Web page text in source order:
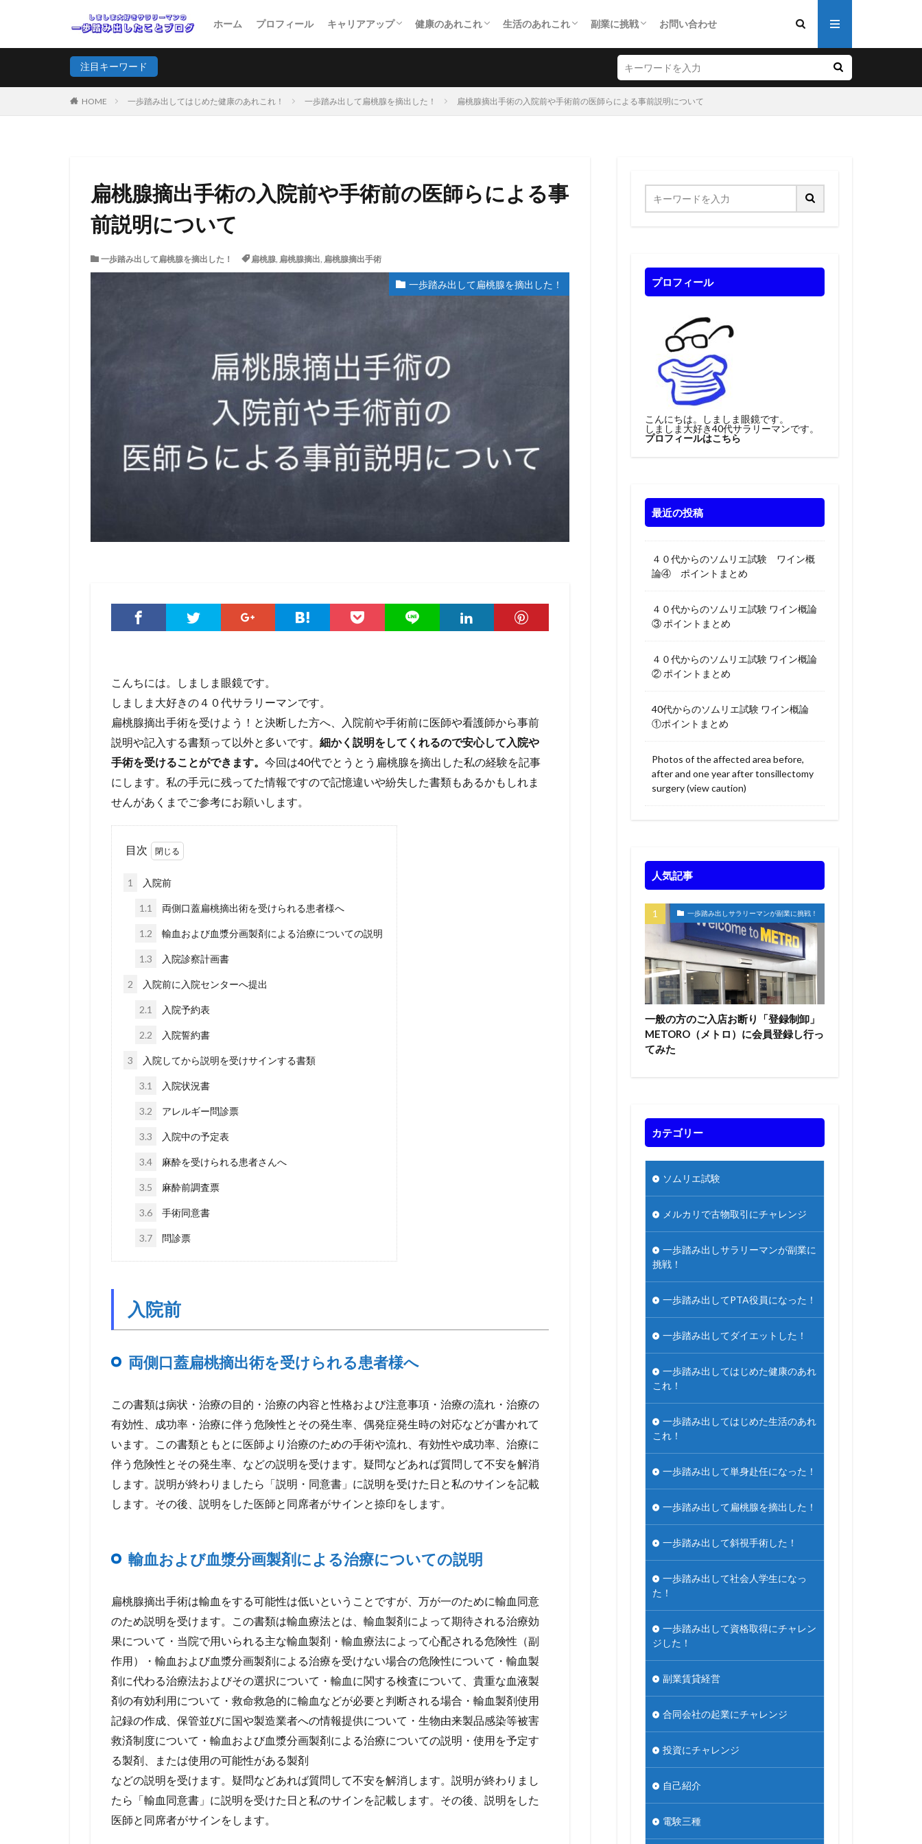
ホーム プロフィール キャリアアップ 健康のあれこれ 生活のあれこれ 副業に挑戦
投資にチャレンジ
メルカリで古物取引にチャレンジ
個人事業主開業にチャレンジ
合同会社の起業にチャレンジ
お問い合わせ
注目キーワード
HOME 一歩踏み出してはじめた健康のあれこれ！ 一歩踏み出して扁桃腺を摘出した！ 扁桃腺摘出手術の入院前や手術前の医師らによる事前説明について
扁桃腺摘出手術の入院前や手術前の医師らによる事
前説明について
一歩踏み出して扁桃腺を摘出した！ 扁桃腺, 扁桃腺摘出, 扁桃腺摘出手術
一歩踏み出して扁桃腺を摘出した！
こんちには。しましま眼鏡です。
しましま大好きの４０代サラリーマンです。
扁桃腺摘出手術を受けよう！と決断した方へ、入院前や手術前に医師や看護師から事前
説明や記入する書類って以外と多いです。 細かく説明をしてくれるので安心して入院や
手術を受けることができます。 今回は40代でとうとう扁桃腺を摘出した私の経験を記事
にします。私の手元に残ってた情報ですので記憶違いや紛失した書類もあるかもしれま
せんがあくまでご参考にお願いします。
目次
1 入院前
1.1 両側口蓋扁桃摘出術を受けられる患者様へ
1.2 輸血および血漿分画製剤による治療についての説明
1.3 入院診察計画書
2 入院前に入院センターへ提出
2.1 入院予約表
2.2 入院誓約書
3 入院してから説明を受けサインする書類
3.1 入院状況書
3.2 アレルギー問診票
3.3 入院中の予定表
3.4 麻酔を受けられる患者さんへ
3.5 麻酔前調査票
3.6 手術同意書
3.7 問診票
入院前
両側口蓋扁桃摘出術を受けられる患者様へ
この書類は病状・治療の目的・治療の内容と性格および注意事項・治療の流れ・治療の
有効性、成功率・治療に伴う危険性とその発生率、偶発症発生時の対応などが書かれて
います。この書類ともとに医師より治療のための手術や流れ、有効性や成功率、治療に
伴う危険性とその発生率、などの説明を受けます。疑問などあれば質問して不安を解消
します。説明が終わりましたら「説明・同意書」に説明を受けた日と私のサインを記載
します。その後、説明をした医師と同席者がサインと捺印をします。
輸血および血漿分画製剤による治療についての説明
扁桃腺摘出手術は輸血をする可能性は低いということですが、万が一のために輸血同意
のため説明を受けます。この書類は輸血療法とは、輸血製剤によって期待される治療効
果について・当院で用いられる主な輸血製剤・輸血療法によって心配される危険性（副
作用）・輸血および血漿分画製剤による治療を受けない場合の危険性について・輸血製
剤に代わる治療法およびその選択について・輸血に関する検査について、貴重な血液製
剤の有効利用について・救命救急的に輸血などが必要と判断される場合・輸血製剤使用
記録の作成、保管並びに国や製造業者への情報提供について・生物由来製品感染等被害
救済制度について・輸血および血漿分画製剤による治療についての説明・使用を予定す
る製剤、または使用の可能性がある製剤
などの説明を受けます。疑問などあれば質問して不安を解消します。説明が終わりまし
たら「輸血同意書」に説明を受けた日と私のサインを記載します。その後、説明をした
医師と同席者がサインをします。
プロフィール
こんにちは。しましま眼鏡です。
しましま大好き40代サラリーマンです。
プロフィールはこちら
最近の投稿
４０代からのソムリエ試験 ワイン概
論④ ポイントまとめ
４０代からのソムリエ試験 ワイン概論
③ ポイントまとめ
４０代からのソムリエ試験 ワイン概論
② ポイントまとめ
40代からのソムリエ試験 ワイン概論
①ポイントまとめ
Photos of the affected area before,
after and one year after tonsillectomy
surgery (view caution)
人気記事
一歩踏み出しサラリーマンが副業に挑戦！
一般の方のご入店お断り「登録制卸」
METORO（メトロ）に会員登録し行っ
てみた
カテゴリー
ソムリエ試験
メルカリで古物取引にチャレンジ
一歩踏み出しサラリーマンが副業に
挑戦！
一歩踏み出してPTA役員になった！
一歩踏み出してダイエットした！
一歩踏み出してはじめた健康のあれ
これ！
一歩踏み出してはじめた生活のあれ
これ！
一歩踏み出して単身赴任になった！
一歩踏み出して扁桃腺を摘出した！
一歩踏み出して斜視手術した！
一歩踏み出して社会人学生になっ
た！
一歩踏み出して資格取得にチャレン
ジした！
副業賃貸経営
合同会社の起業にチャレンジ
投資にチャレンジ
自己紹介
電験三種